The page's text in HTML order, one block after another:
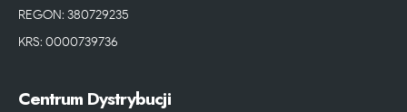
REGON: 380729235
KRS: 0000739736
Centrum Dystrybucji